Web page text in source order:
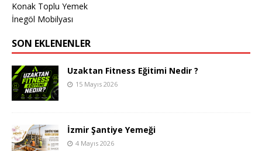
Konak Toplu Yemek
İnegöl Mobilyası
SON EKLENENLER
Uzaktan Fitness Eğitimi Nedir ?
15 Mayıs 2026
İzmir Şantiye Yemeği
4 Mayıs 2026